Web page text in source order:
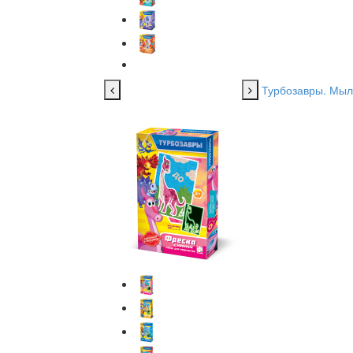
Турбозавры.